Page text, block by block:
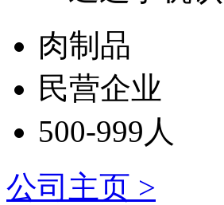
肉制品
民营企业
500-999人
公司主页 >